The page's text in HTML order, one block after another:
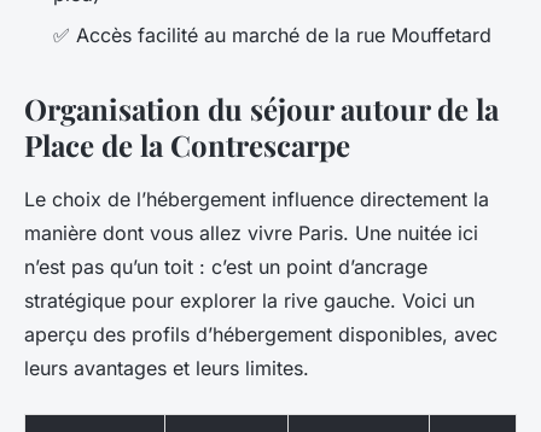
✅ Accès facilité au marché de la rue Mouffetard
Organisation du séjour autour de la
Place de la Contrescarpe
Le choix de l’hébergement influence directement la
manière dont vous allez vivre Paris. Une nuitée ici
n’est pas qu’un toit : c’est un point d’ancrage
stratégique pour explorer la rive gauche. Voici un
aperçu des profils d’hébergement disponibles, avec
leurs avantages et leurs limites.